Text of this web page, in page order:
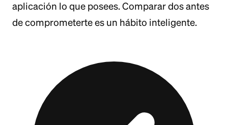
aplicación lo que posees. Comparar dos antes
de comprometerte es un hábito inteligente.